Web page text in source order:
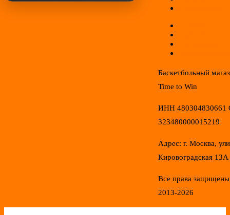
Баскетбольный
Time to Win
ИНН 480304830661
323480000015219
Адрес: г. Москва,
Кировоградская 13А
Все права
2013-2026